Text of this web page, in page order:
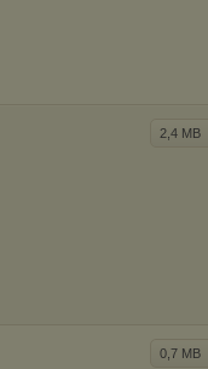
2,4 MB
0,7 MB